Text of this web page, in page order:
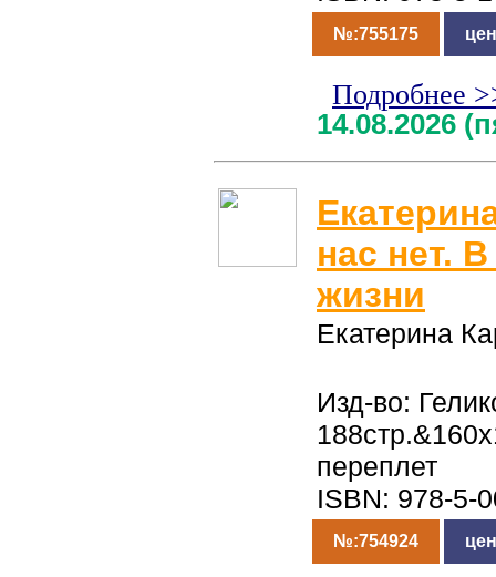
№:755175
Подробнее
14.08.2026
нас нет.
жизни
Екатерина
Изд-во:
переплет
ISBN: 978-5-
№:754924